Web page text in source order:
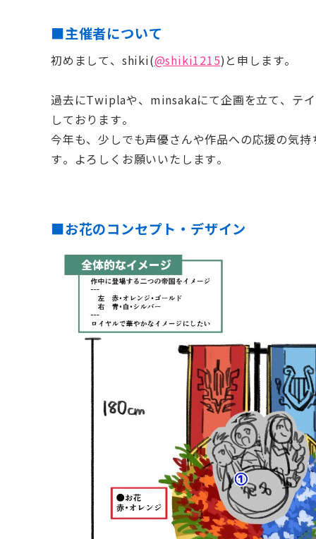
■主催者について
初めまして、shiki(@shiki1215)と申します。
過去にTwiplaや、minsakaにて企画を立て、テ
しております。
今年も、少しでも声優さんや作品への応援の気
す。よろしくお願いいたします。
■お花のコンセプト・デザイン